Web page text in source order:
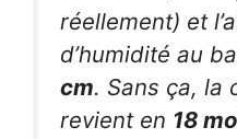
réellement) et
d’humidité au
cm. Sans ça, la
revient en 18